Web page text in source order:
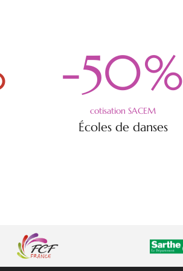
-50%
cotisation SACEM
Écoles de danses